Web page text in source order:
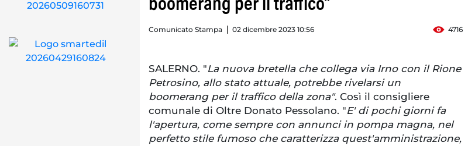
boomerang per il traffico"
Comunicato Stampa 02 dicembre 2023 10:56 4716
SALERNO. "La nuova bretella che collega via Irno con il Rione
Petrosino, allo stato attuale, potrebbe rivelarsi un
boomerang per il traffico della zona". Così il consigliere
comunale di Oltre Donato Pessolano. "E' di pochi giorni fa
l'apertura, come sempre con annunci in pompa magna, nel
perfetto stile fumoso che caratterizza quest'amministrazione,